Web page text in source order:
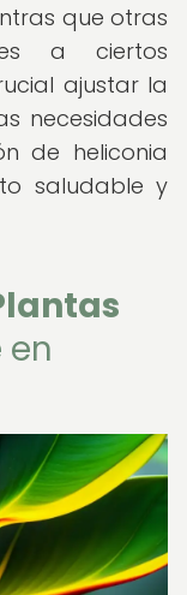
que otras
a ciertos
ajustar la
necesidades
de heliconia
saludable y
en